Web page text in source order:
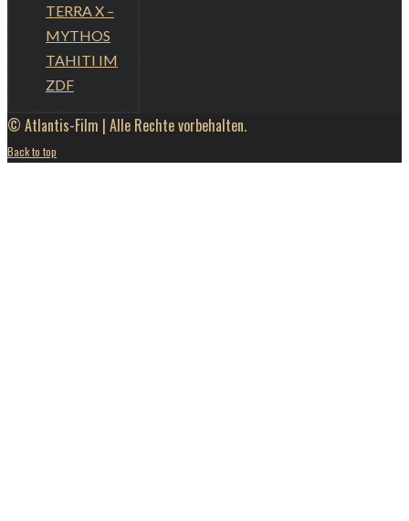
TERRA X –
MYTHOS
TAHITI IM
ZDF
© Atlantis-Film | Alle Rechte vorbehalten.
Back to top